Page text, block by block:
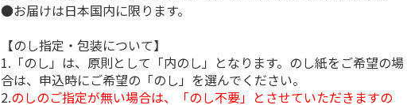
●お届けは日本国内に限ります。
【のし指定・包装について】
1.「のし」は、原則として「内のし」となります。のし紙をご希望の場
合は、申込時にご希望の「のし」を選んでください。
2.のしのご指定が無い場合は、「のし不要」とさせていただきますの